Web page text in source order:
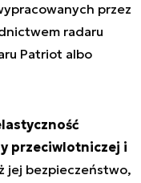
przez
radaru
Patriot albo
przeciwlotniczej i
jej bezpieczeństwo,